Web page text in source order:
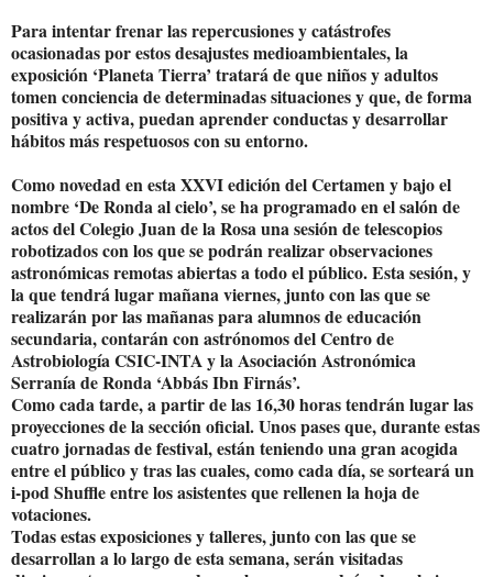
Para intentar frenar las repercusiones y catástrofes
ocasionadas por estos desajustes medioambientales, la
exposición ‘Planeta Tierra’ tratará de que niños y adultos
tomen conciencia de determinadas situaciones y que, de forma
positiva y activa, puedan aprender conductas y desarrollar
hábitos más respetuosos con su entorno.
Como novedad en esta XXVI edición del Certamen y bajo el
nombre ‘De Ronda al cielo’, se ha programado en el salón de
actos del Colegio Juan de la Rosa una sesión de telescopios
robotizados con los que se podrán realizar observaciones
astronómicas remotas abiertas a todo el público. Esta sesión, y
la que tendrá lugar mañana viernes, junto con las que se
realizarán por las mañanas para alumnos de educación
secundaria, contarán con astrónomos del Centro de
Astrobiología CSIC-INTA y la Asociación Astronómica
Serranía de Ronda ‘Abbás Ibn Firnás’.
Como cada tarde, a partir de las 16,30 horas tendrán lugar las
proyecciones de la sección oficial. Unos pases que, durante estas
cuatro jornadas de festival, están teniendo una gran acogida
entre el público y tras las cuales, como cada día, se sorteará un
i-pod Shuffle entre los asistentes que rellenen la hoja de
votaciones.
Todas estas exposiciones y talleres, junto con las que se
desarrollan a lo largo de esta semana, serán visitadas